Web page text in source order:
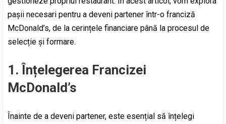
pașii necesari pentru a deveni partener într-o franciză
McDonald’s, de la cerințele financiare până la procesul de
selecție și formare.
1. Înțelegerea Francizei
McDonald’s
Înainte de a deveni partener, este esențial să înțelegi